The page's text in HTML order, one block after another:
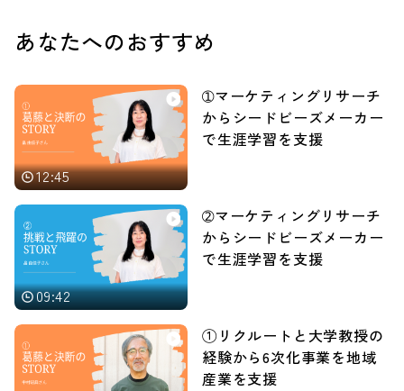
あなたへのおすすめ
12:45
➀マーケティングリサーチ
からシードビーズメーカー
で生涯学習を支援
09:42
➁マーケティングリサーチ
からシードビーズメーカー
で生涯学習を支援
①リクルートと大学教授の
経験から6次化事業を地域
産業を支援